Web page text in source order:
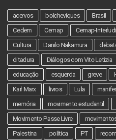
acervos bolcheviques Brasil
Cedem
Cemap Cemap-
Cultura
Danilo Nakamura
ditadura
Diálogos com Vito Letizia
educação
esquerda greve
Karl Marx
livros Lula
memória
movimento estudantil
Movimento Passe Livre
Palestina
política PT